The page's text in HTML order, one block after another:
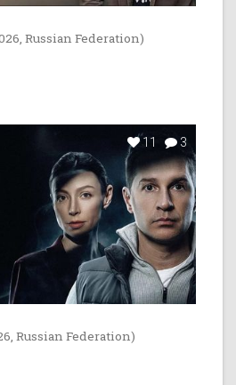
Russian Federation)
11 3
Russian Federation)